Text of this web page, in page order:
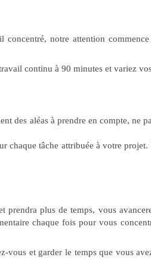
notre attention commence
continu à 90 minutes et variez
des aléas à prendre en compte, ne
chaque tâche attribuée à votre
prendra plus de temps, vous
chaque fois pour vous
vous et garder le temps que vous